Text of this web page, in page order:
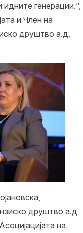
генерации.“,
и Член на
друштво а.д.
друштво а.д
на